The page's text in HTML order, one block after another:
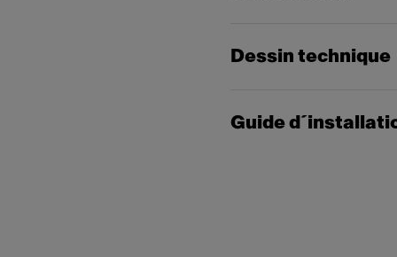
Dessin technique
Guide